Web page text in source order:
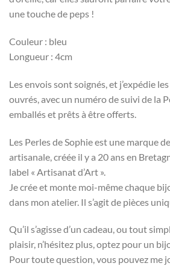
une touche de peps !
Couleur : bleu
Longueur : 4cm
Les envois sont soignés, et j’expédie
ouvrés, avec un numéro de suivi de la
emballés et prêts à être offerts.
Les Perles de Sophie est une marque
artisanale, créée il y a 20 ans en
label « Artisanat d’Art ».
Je crée et monte moi-même chaque
dans mon atelier. Il s’agit de pièces
Qu’il s’agisse d’un cadeau, ou tout
plaisir, n’hésitez plus, optez pour un
Pour toute question, vous pouvez me